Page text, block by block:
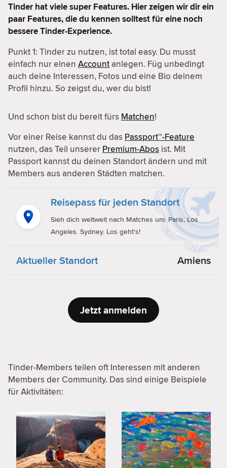
Tinder hat viele super Features. Hier zeigen wir dir ein
paar Features, die du kennen solltest für eine noch
bessere Tinder-Experience.
Punkt 1: Tinder zu nutzen, ist total easy. Du musst
einfach nur einen Accountanlegen. Füg unbedingt
auch deine Interessen, Fotos und eine Bio deinem
Profil hinzu. So zeigst du, wer du bist!
Und schon bist du bereit fürs Matchen!
Vor einer Reise kannst du das Passport™-Feature
nutzen, das Teil unserer Premium-Abos ist. Mit
Passport kannst du deinen Standort ändern und mit
Members aus anderen Städten matchen.
Reisepass für jeden Standort
Sieh dich weltweit nach Matches um. Paris, Los
Angeles. Sydney. Los geht's!
Aktueller Standort Amiens
Jetzt anmelden
Tinder-Members teilen oft Interessen mit anderen
Members der Community. Das sind einige Beispiele
für Aktivitäten: